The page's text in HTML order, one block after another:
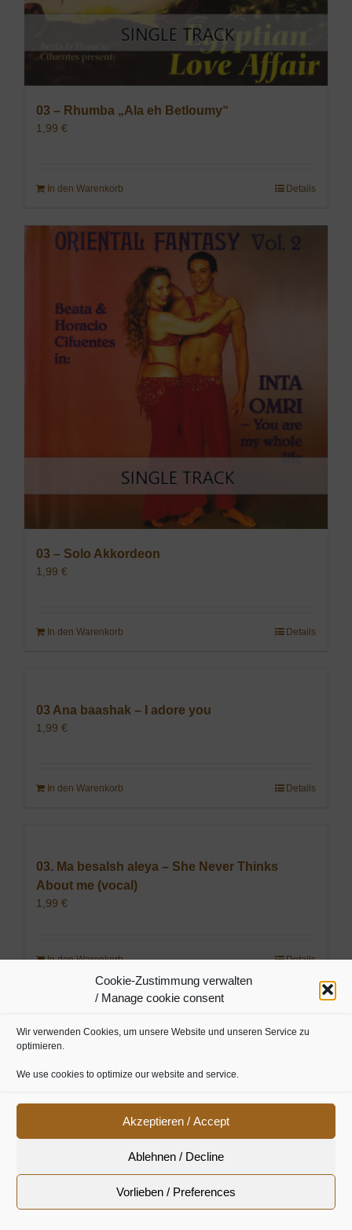
Cookie-Zustimmung verwalten
/ Manage cookie consent
Wir verwenden Cookies, um unsere Website und unseren Service zu
optimieren.
We use cookies to optimize our website and service.
Akzeptieren / Accept
Ablehnen / Decline
Vorlieben / Preferences
03 – Rhumba „Ala eh Betloumy“
1,99 €
In den Warenkorb Details
03 – Solo Akkordeon
1,99 €
In den Warenkorb Details
03 Ana baashak – I adore you
1,99 €
In den Warenkorb Details
03. Ma besalsh aleya – She Never Thinks
About me (vocal)
1,99 €
In den Warenkorb Details
04 – Alf Leyla Wa Leyla – 1001 Nights
04 – Arabian Dream
2,99€